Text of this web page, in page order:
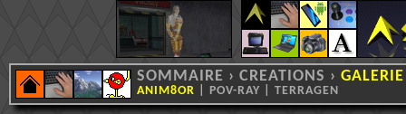
SOMMAIRE › CREATIONS › GALERIE
ANIM8OR POV-RAY TERRAGEN